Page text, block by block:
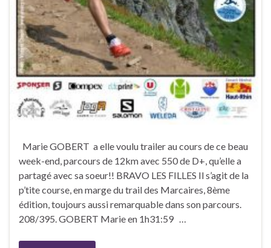
Marie GOBERT a elle voulu trailer au cours de ce beau
week-end, parcours de 12km avec 550 de D+, qu’elle a
partagé avec sa soeur!! BRAVO LES FILLES Il s’agit de la
p’tite course, en marge du trail des Marcaires, 8ème
édition, toujours aussi remarquable dans son parcours.
208/395. GOBERT Marie en 1h31:59 …